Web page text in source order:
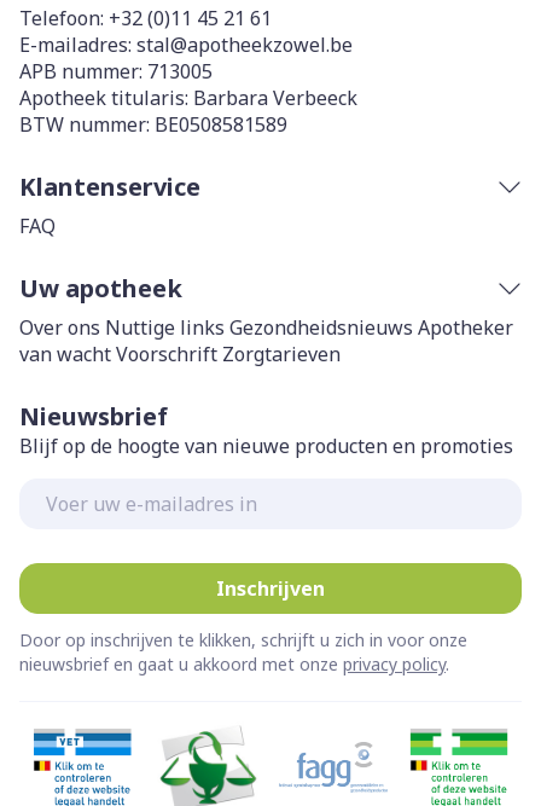
Telefoon: +32 (0)11 45 21 61
E-mailadres: stal@apotheekzowel.be
APB nummer: 713005
Apotheek titularis: Barbara Verbeeck
BTW nummer: BE0508581589
Klantenservice
FAQ
Uw apotheek
Over ons Nuttige links Gezondheidsnieuws Apotheker
van wachtVoorschrift Zorgtarieven
Nieuwsbrief
Blijf op de hoogte van nieuwe producten en promoties
Inschrijven
Door op inschrijven te klikken, schrijft u zich in voor onze
nieuwsbrief en gaat u akkoord met onze privacy policy.